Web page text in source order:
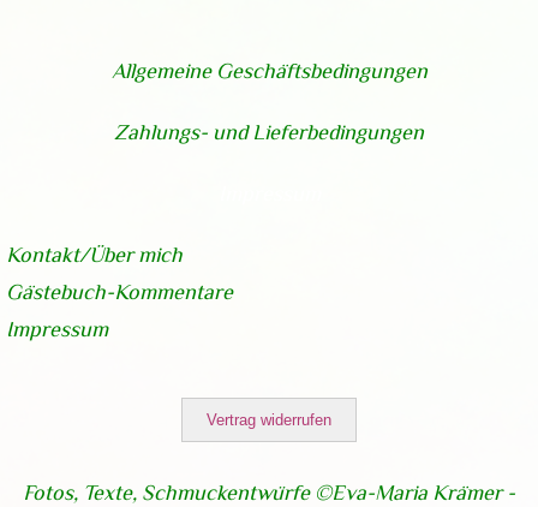
Allgemeine Geschäftsbedingungen
Zahlungs- und Lieferbedingungen
Kontakt/Über mich
Gästebuch-Kommentare
Impressum
Vertrag widerrufen
Fotos, Texte, Schmuckentwürfe ©Eva-Maria Krämer -